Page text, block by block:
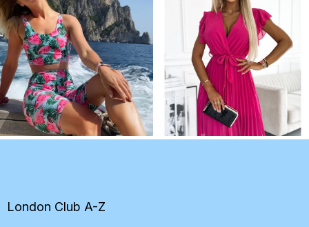
London Club A-Z